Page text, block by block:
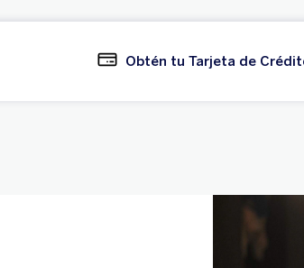
Obtén tu Tarjeta de